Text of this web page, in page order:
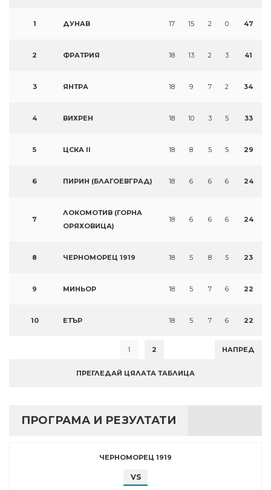
1 ДУНАВ 17 15 2 0 47
2 ФРАТРИЯ 18 13 2 3 41
3 ЯНТРА 18 9 7 2 34
4 ВИХРЕН 18 10 3 5 33
5 ЦСКА II 18 8 5 5 29
6 ПИРИН (БЛАГОЕВГРАД) 18 6 6 6 24
7
ЛОКОМОТИВ (ГОРНА
ОРЯХОВИЦА)
18 6 6 6 24
8 ЧЕРНОМОРЕЦ 1919 18 5 8 5 23
9 МИНЬОР 18 5 7 6 22
10 ЕТЪР 18 5 7 6 22
1 2 НАПРЕД
ПРЕГЛЕДАЙ ЦЯЛАТА ТАБЛИЦА
ПРОГРАМА И РЕЗУЛТАТИ
ЧЕРНОМОРЕЦ 1919
VS